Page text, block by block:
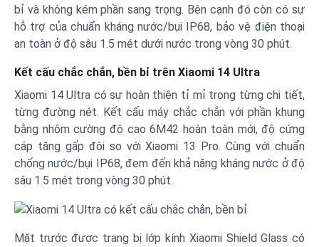
bỉ và không kém phần sang trọng. Bên cạnh đó còn có sự
hỗ trợ của chuẩn kháng nước/bụi IP68, bảo vệ điện thoại
an toàn ở độ sâu 1.5 mét dưới nước trong vòng 30 phút.
Kết cấu chắc chắn, bền bỉ trên Xiaomi 14 Ultra
Xiaomi 14 Ultra có sự hoàn thiện tỉ mỉ trong từng chi tiết,
từng đường nét. Kết cấu máy chắc chắn với phần khung
bằng nhôm cường độ cao 6M42 hoàn toàn mới, độ cứng
cáp tăng gấp đôi so với Xiaomi 13 Pro. Cùng với chuẩn
chống nước/bụi IP68, đem đến khả năng kháng nước ở độ
sâu 1.5 mét trong vòng 30 phút.
Mặt trước được trang bị lớp kính Xiaomi Shield Glass có